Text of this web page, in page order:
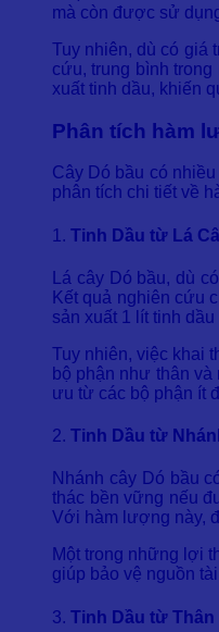
mà còn được sử
Tuy nhiên, dù có giá
cứu, trung bình
xuất tinh dầu, khiến
Phân tích hàm
Cây Dó bầu có
phân tích chi tiết về
1. Tinh Dầu từ Lá
Lá cây Dó bầu, dù
Kết quả nghiên cứu
sản xuất 1 lít tinh
Tuy nhiên, việc khai
bộ phận như thân
ưu từ các bộ phận ít
2. Tinh Dầu từ
Nhánh cây Dó bầu
thác bền vững nếu
Với hàm lượng này,
Một trong những lợi
giúp bảo vệ nguồn
3. Tinh Dầu từ Thân